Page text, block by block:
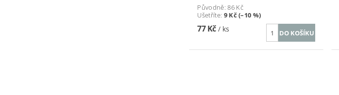
Původně:86 Kč
Ušetříte: 9 Kč (–10 %)
77 Kč / ks